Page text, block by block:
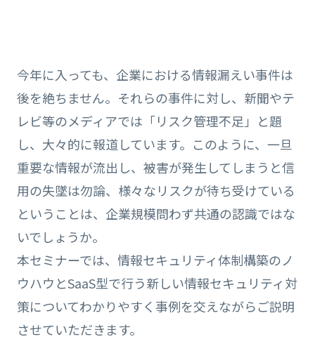
今年に入っても、企業における情報漏えい事件は
後を絶ちません。それらの事件に対し、新聞やテ
レビ等のメディアでは「リスク管理不足」と題
し、大々的に報道しています。このように、一旦
重要な情報が流出し、被害が発生してしまうと信
用の失墜は勿論、様々なリスクが待ち受けている
ということは、企業規模問わず共通の認識ではな
いでしょうか。
本セミナーでは、情報セキュリティ体制構築のノ
ウハウとSaaS型で行う新しい情報セキュリティ対
策についてわかりやすく事例を交えながらご説明
させていただきます。